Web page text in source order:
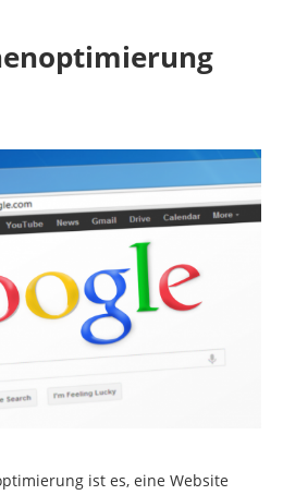
ist es, eine Website